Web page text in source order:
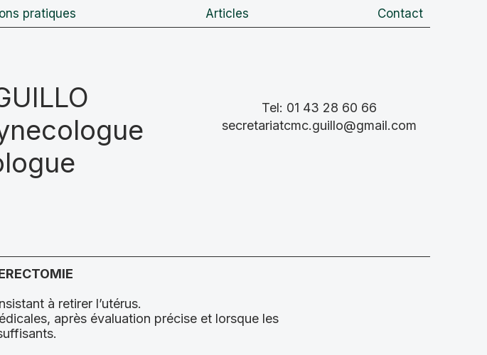
pratiques Articles Contact
Tel: 01 43 28 60 66
secretariatcmc.guillo@gmail.com
à retirer l’utérus.
après évaluation précise et lorsque les